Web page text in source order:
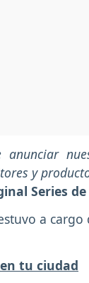
anunciar
y
Series
a
tu ciudad